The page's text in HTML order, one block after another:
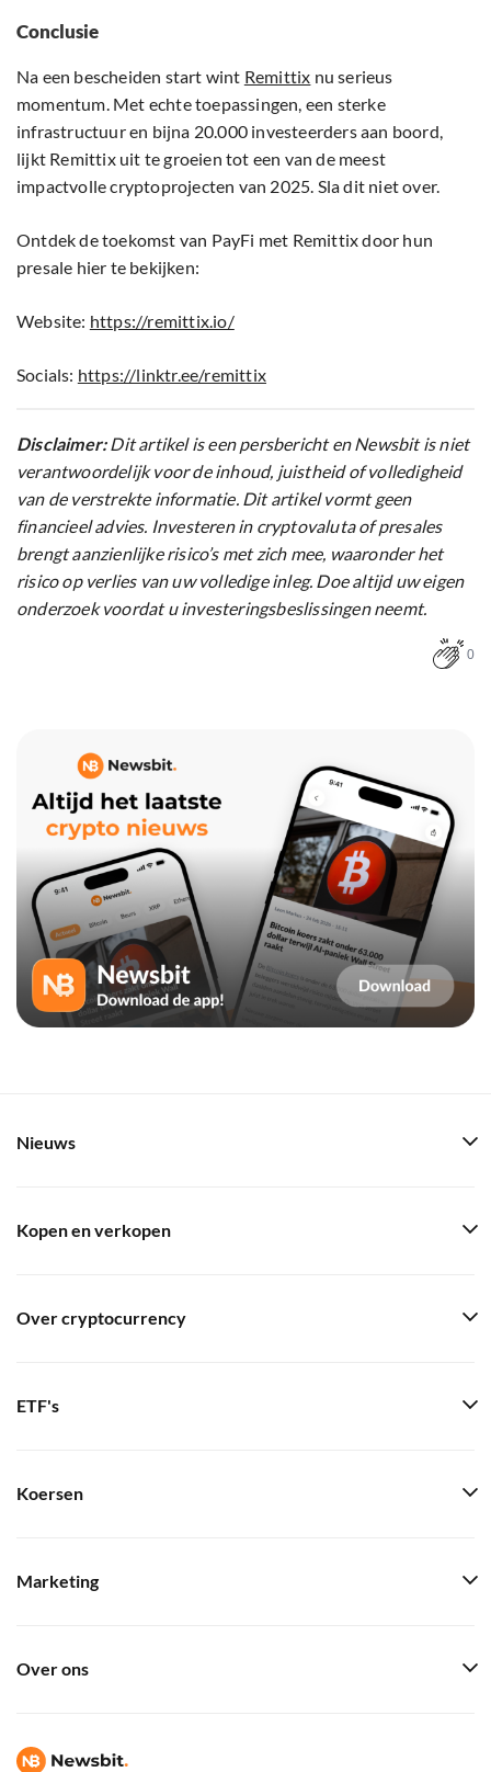
Conclusie
Na een bescheiden start wint Remittix nu serieus
momentum. Met echte toepassingen, een sterke
infrastructuur en bijna 20.000 investeerders aan boord,
lijkt Remittix uit te groeien tot een van de meest
impactvolle cryptoprojecten van 2025. Sla dit niet over.
Ontdek de toekomst van PayFi met Remittix door hun
presale hier te bekijken:
Website: https://remittix.io/
Socials: https://linktr.ee/remittix
Disclaimer:Dit artikel is een persbericht en Newsbit is niet
verantwoordelijk voor de inhoud, juistheid of volledigheid
van de verstrekte informatie. Dit artikel vormt geen
financieel advies. Investeren in cryptovaluta of presales
brengt aanzienlijke risico’s met zich mee, waaronder het
risico op verlies van uw volledige inleg. Doe altijd uw eigen
onderzoek voordat u investeringsbeslissingen neemt.
0
Nieuws
Kopen en verkopen
Over cryptocurrency
ETF's
Koersen
Marketing
Over ons